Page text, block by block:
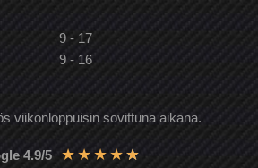
9 - 17
9 - 16
viikonloppuisin sovittuna aikana.
4.9/5 ★ ★ ★ ★ ★